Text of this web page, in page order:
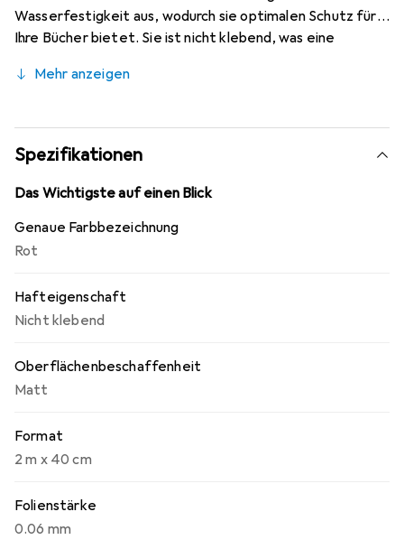
Wasserfestigkeit aus, wodurch sie optimalen Schutz für
Ihre Bücher bietet. Sie ist nicht klebend, was eine
einer Breite von 40 cm und einer Länge von 2 m ist sie
privaten als auch für den professionellen Gebrauch. Die
Buchschutzfolie ist ideal, um die Lebensdauer Ihrer
Bücher zu verlängern und sie vor Abnutzung und
Beschädigungen zu schützen.
Mehr anzeigen
Spezifikationen
Das Wichtigste auf einen Blick
Genaue Farbbezeichnung
Rot
Hafteigenschaft
Nicht klebend
Oberflächenbeschaffenheit
Matt
Format
2 m x 40 cm
Folienstärke
0.06 mm